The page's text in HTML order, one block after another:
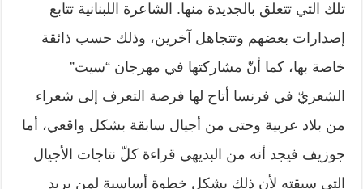
تلك التي تتعلق بالجديدة منها. الشاعرة اللبنانية تتابع
إصدارات بعضهم وتتجاهل آخرين، وذلك حسب ذائقة
خاصة بها، كما أنّ مشاركتها في مهرجان “سيت”
الشعريّ في فرنسا أتاح لها فرصة التعرف إلى شعراء
من بلاد عربية وحتى من أجيال سابقة بشكل واقعي، أما
جوزيف فيجد أنه من البديهي قراءة كلّ نتاجات الأجيال
التي سبقته لأن ذلك يشكل خطوة أساسية لمن يريد